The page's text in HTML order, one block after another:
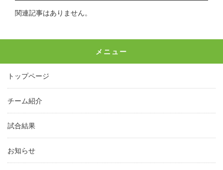
関連記事はありません。
メニュー
トップページ
チーム紹介
試合結果
お知らせ